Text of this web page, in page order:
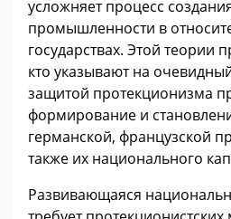
усложняет процесс
промышленности в
государствах. Этой теории
кто указывают на
защитой протекционизма
формирование и
германской, французской
также их национального
Развивающаяся